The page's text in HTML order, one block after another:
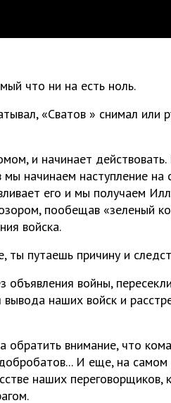
что ни на есть ноль.
«Сватов » снимал или
и начинает
начинаем наступление на
его и мы получаем
пообещав «зеленый
войска.
путаешь причину и
войны,
наших войск и
внимание, что
И еще, на самом
наших переговорщиков,